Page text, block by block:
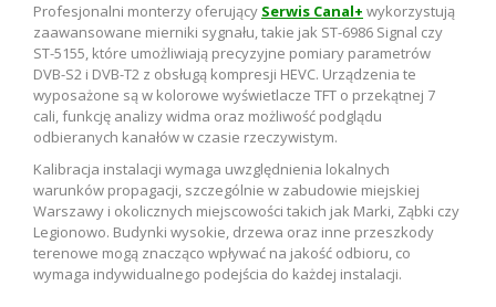
Profesjonalni monterzy oferujący Serwis Canal+ wykorzystują
zaawansowane mierniki sygnału, takie jak ST-6986 Signal czy
ST-5155, które umożliwiają precyzyjne pomiary parametrów
DVB-S2 i DVB-T2 z obsługą kompresji HEVC. Urządzenia te
wyposażone są w kolorowe wyświetlacze TFT o przekątnej 7
cali, funkcję analizy widma oraz możliwość podglądu
odbieranych kanałów w czasie rzeczywistym.
Kalibracja instalacji wymaga uwzględnienia lokalnych
warunków propagacji, szczególnie w zabudowie miejskiej
Warszawy i okolicznych miejscowości takich jak Marki, Ząbki czy
Legionowo. Budynki wysokie, drzewa oraz inne przeszkody
terenowe mogą znacząco wpływać na jakość odbioru, co
wymaga indywidualnego podejścia do każdej instalacji.